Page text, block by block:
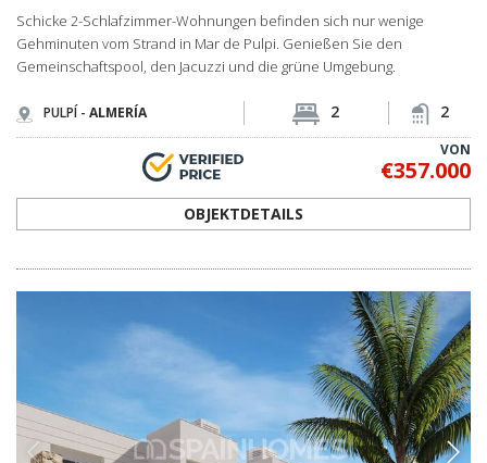
Schicke 2-Schlafzimmer-Wohnungen befinden sich nur wenige
Gehminuten vom Strand in Mar de Pulpi. Genießen Sie den
Gemeinschaftspool, den Jacuzzi und die grüne Umgebung.
PULPÍ - ALMERÍA 2 2
VON
€357.000
OBJEKTDETAILS